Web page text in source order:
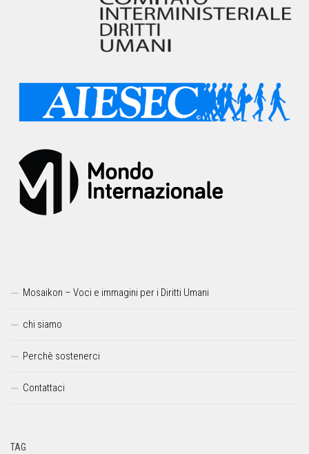
Mosaikon – Voci e immagini per i Diritti Umani
chi siamo
Perchè sostenerci
Contattaci
TAG